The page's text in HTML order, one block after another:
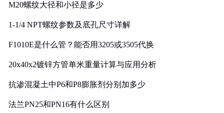
M20螺纹大径和小径是多少
1-1/4 NPT螺纹参数及底孔尺寸详解
F1010E是什么管？能否用3205或3505代换
20x40x2镀锌方管单米重量计算与应用分析
抗渗混凝土中P6和P8膨胀剂分别加多少
法兰PN25和PN16有什么区别